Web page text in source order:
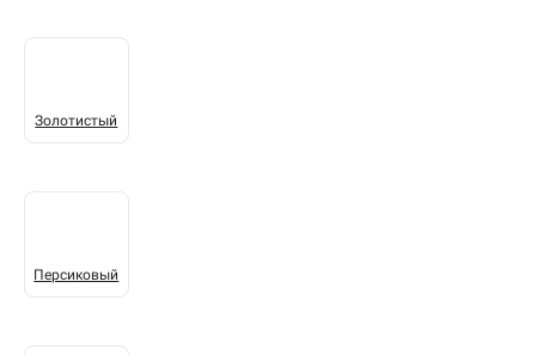
Золотистый
Персиковый